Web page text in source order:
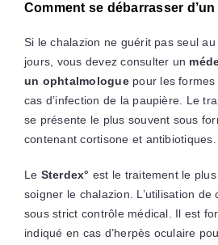
Comment se débarrasser
Si le chalazion ne guérit pas seul
jours, vous devez consulter un
un ophtalmologuepour les formes
cas d’infection de la paupière. Le
se présente le plus souvent sous
contenant cortisone et antibiotiques.
Le Sterdex° est le traitement le
soigner le chalazion. L’utilisation de
sous strict contrôle médical. Il est
indiqué en cas d’herpès oculaire